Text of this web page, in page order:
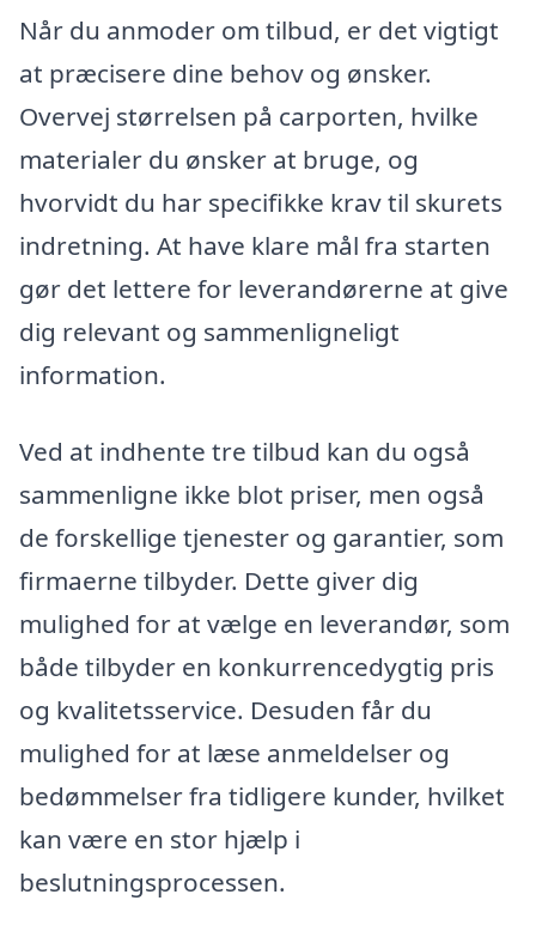
Når du anmoder om tilbud, er det vigtigt
at præcisere dine behov og ønsker.
Overvej størrelsen på carporten, hvilke
materialer du ønsker at bruge, og
hvorvidt du har specifikke krav til skurets
indretning. At have klare mål fra starten
gør det lettere for leverandørerne at give
dig relevant og sammenligneligt
information.
Ved at indhente tre tilbud kan du også
sammenligne ikke blot priser, men også
de forskellige tjenester og garantier, som
firmaerne tilbyder. Dette giver dig
mulighed for at vælge en leverandør, som
både tilbyder en konkurrencedygtig pris
og kvalitetsservice. Desuden får du
mulighed for at læse anmeldelser og
bedømmelser fra tidligere kunder, hvilket
kan være en stor hjælp i
beslutningsprocessen.